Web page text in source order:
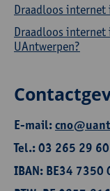
Draadloos internet
Draadloos internet
UAntwerpen?
E-mail:
Tel.: 03 265 29 60
IBAN: BE34 7350